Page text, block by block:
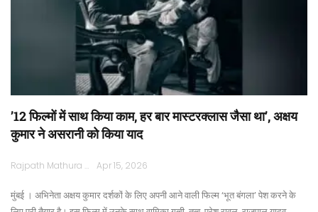
’12 फिल्मों में साथ किया काम, हर बार मास्टरक्लास जैसा था’, अक्षय
कुमार ने असरानी को किया याद
Rajpath Mathura Apr 15, 2026
मुंबई । अभिनेता अक्षय कुमार दर्शकों के लिए अपनी आने वाली फिल्म ‘भूत बंगला’ पेश करने के